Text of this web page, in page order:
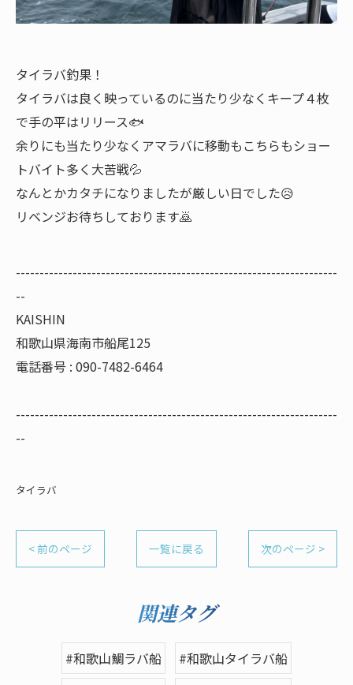
タイラバ釣果！
タイラバは良く映っているのに当たり少なくキープ４枚
で手の平はリリース🐟
余りにも当たり少なくアマラバに移動もこちらもショー
トバイト多く大苦戦💦
なんとかカタチになりましたが厳しい日でした😥
リベンジお待ちしております🙇
--------------------------------------------------------------------
--
KAISHIN
和歌山県海南市船尾125
電話番号 : 090-7482-6464
--------------------------------------------------------------------
--
タイラバ
< 前のページ 一覧に戻る 次のページ >
関連タグ
#和歌山鯛ラバ船
#和歌山タイラバ船